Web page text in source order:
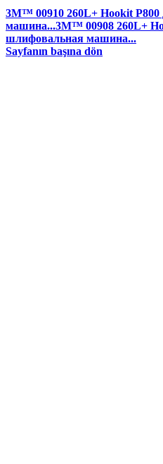
3M™ 00910 260L+ Hookit
машина...3M™ 00908 260L+
шлифовальная машина...
Sayfanın başına dön